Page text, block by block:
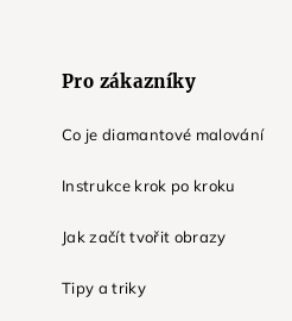
Pro zákazníky
Co je diamantové malování
Instrukce krok po kroku
Jak začít tvořit obrazy
Tipy a triky